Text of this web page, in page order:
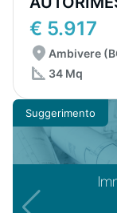
€ 5.917
Ambivere
34 Mq
Suggerimento